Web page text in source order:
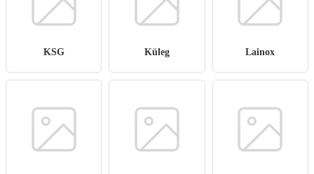
KSG Küleg Lainox